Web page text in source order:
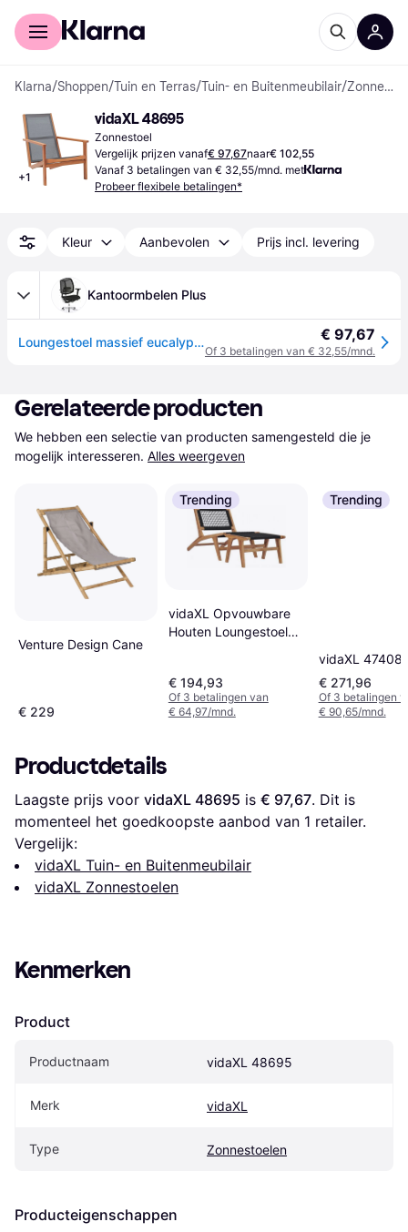
Voor shoppers
Klarna/Shoppen/Tuin en Terras/Tuin- en Buitenmeubilair/ Zonnestoelen
+1
vidaXL 48695
Zonnestoel
Vergelijk prijzen vanaf€ 97,67naar€ 102,55
Vanaf 3 betalingen van € 32,55/mnd. met
Probeer flexibele betalingen*
Kleur Aanbevolen Prijs incl. levering
Kantoormbelen Plus
Loungestoel massief eucalyptushout en textileen zwart € 97,67
Of 3 betalingen van € 32,55/mnd.
Gerelateerde producten
We hebben een selectie van producten samengesteld die je
mogelijk interesseren. Alles weergeven
Venture Design Cane
€ 229
Trending
vidaXL Opvouwbare
Houten Loungestoel
€ 194,93
Of 3 betalingen van
€ 64,97/mnd.
Trending
vidaXL 47408
€ 271,96
Of 3 betalingen
€ 90,65/mnd.
Productdetails
Laagste prijs voor vidaXL 48695 is € 97,67. Dit is
momenteel het goedkoopste aanbod van 1 retailer.
Vergelijk:
vidaXL Tuin- en Buitenmeubilair
vidaXL Zonnestoelen
Kenmerken
Product
Productnaam vidaXL 48695
Merk vidaXL
Type Zonnestoelen
Producteigenschappen